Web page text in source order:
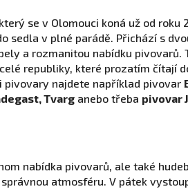
se v Olomouci koná už od roku
sedla v plné parádě. Přichází s
a rozmanitou nabídku pivovarů.
republiky, které prozatím čítají
pivovary najdete například pivovar
Tvarg anebo třeba pivovar
nabídka pivovarů, ale také
atmosféru. V pátek